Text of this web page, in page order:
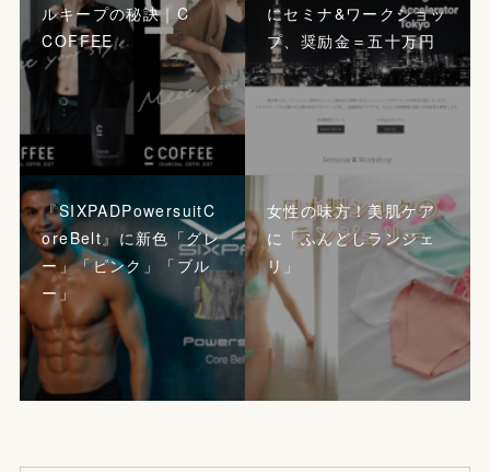
ルキープの秘訣｜C
COFFEE
にセミナ&ワークショッ
プ、奨励金＝五十万円
『SIXPADPowersuitC
oreBelt』に新色「グレ
ー」「ピンク」「ブル
ー」
女性の味方！美肌ケア
に「ふんどしランジェ
リ」